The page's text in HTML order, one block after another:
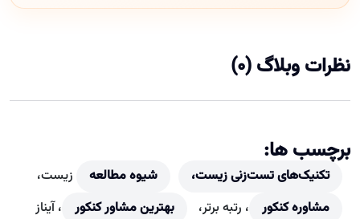
نظرات وبلاگ (0)
برچسب ها:
تکنیک‌های تست‌زنی زیست، شیوه مطالعه
زیست،
مشاوره کنکور
، رتبه برتر، بهترین مشاور کنکور
، آیناز